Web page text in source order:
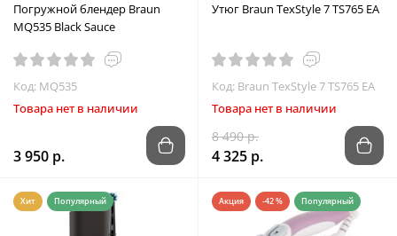
Погружной блендер Braun
MQ535 Black Sauce
Код: MQ535
Товара нет в наличии
3 950 р.
Утюг Braun TexStyle 7 TS765 EA
Код: Braun TexStyle 7 TS765 EA
Товара нет в наличии
8 490 р.
4 325 р.
Хит Популярный Акция -42 % Популярный